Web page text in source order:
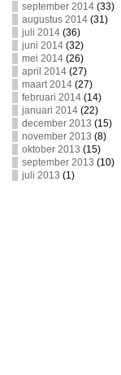
september 2014(33)
augustus 2014(31)
juli 2014(36)
juni 2014(32)
mei 2014(26)
april 2014(27)
maart 2014(27)
februari 2014(14)
januari 2014(22)
december 2013 (15)
november 2013 (8)
oktober 2013 (15)
september 2013 (10)
juli 2013 (1)